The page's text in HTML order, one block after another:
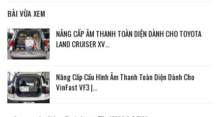
BÀI VỪA XEM
NÂNG CẤP ÂM THANH TOÀN DIỆN DÀNH CHO TOYOTA
LAND CRUISER XV…
Nâng Cấp Cấu Hình Âm Thanh Toàn Diện Dành Cho
VinFast VF3 |…